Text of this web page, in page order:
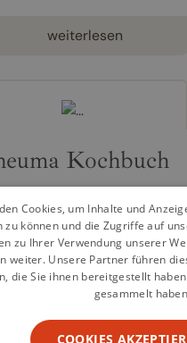
weiterlesen
Kochbuch
€
Rheuma Kochbuch mit
+
Das
Ernährung bei
Cookies, um Inhalte und
zu können und die Zugriffe auf
zu Ihrer Verwendung unserer
weiter. Unsere Partner führen
die Sie ihnen bereitgestellt
gesammelt
COOKIES